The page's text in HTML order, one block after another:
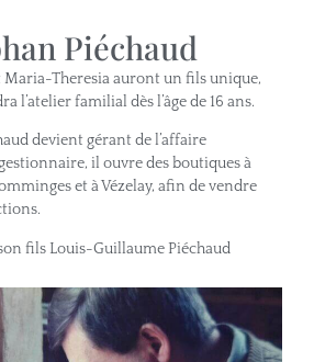
Piéchaud
Maria-Theresia auront un fils unique,
l’atelier familial dès l’âge de 16 ans.
devient gérant de l’affaire
il ouvre des boutiques à
et à Vézelay, afin de vendre
fils Louis-Guillaume Piéchaud